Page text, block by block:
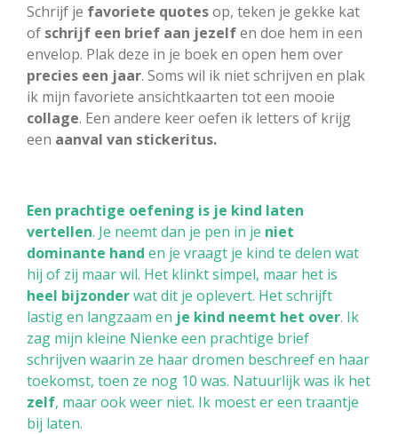
Schrijf je favoriete quotesop, teken je gekke kat
of schrijf een brief aan jezelfen doe hem in een
envelop. Plak deze in je boek en open hem over
precies een jaar. Soms wil ik niet schrijven en plak
ik mijn favoriete ansichtkaarten tot een mooie
collage. Een andere keer oefen ik letters of krijg
een aanval van stickeritus.
Een prachtige oefening is je kind laten
vertellen. Je neemt dan je pen in je niet
dominante hand en je vraagt je kind te delen wat
hij of zij maar wil. Het klinkt simpel, maar het is
heel bijzonderwat dit je oplevert. Het schrijft
lastig en langzaam en je kind neemt het over. Ik
zag mijn kleine Nienke een prachtige brief
schrijven waarin ze haar dromen beschreef en haar
toekomst, toen ze nog 10 was. Natuurlijk was ik het
zelf, maar ook weer niet. Ik moest er een traantje
bij laten.